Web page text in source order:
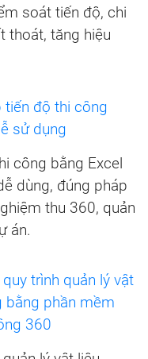
soát tiến độ, chi
thoát, tăng hiệu
tiến độ thi công
sử dụng
công bằng Excel
dùng, đúng pháp
thu 360, quản
án.
trình quản lý vật
bằng phần mềm
360